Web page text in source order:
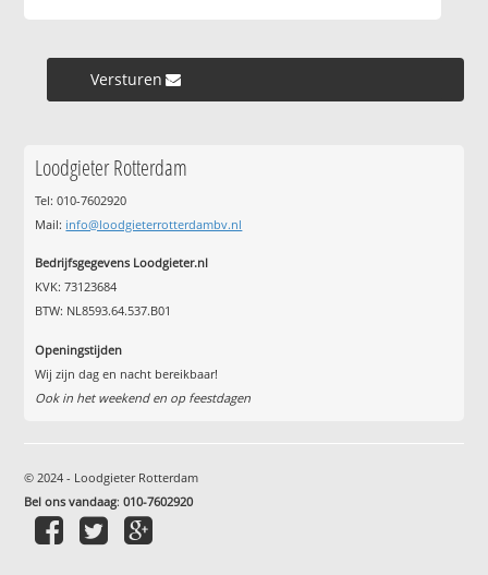
Versturen »
Loodgieter Rotterdam
Tel: 010-7602920
Mail: info@loodgieterrotterdambv.nl
Bedrijfsgegevens Loodgieter.nl
KVK: 73123684
BTW: NL8593.64.537.B01
Openingstijden
Wij zijn dag en nacht bereikbaar!
Ook in het weekend en op feestdagen
© 2024 - Loodgieter Rotterdam
Bel ons vandaag:010-7602920